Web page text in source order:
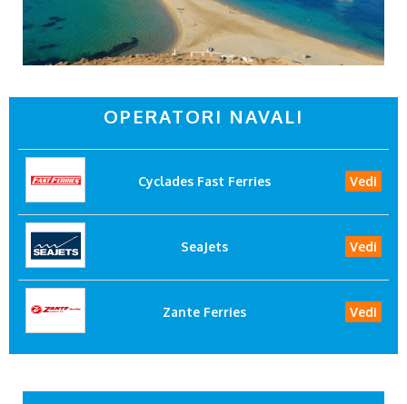
OPERATORI NAVALI
Cyclades Fast Ferries Vedi
SeaJets Vedi
Zante Ferries Vedi